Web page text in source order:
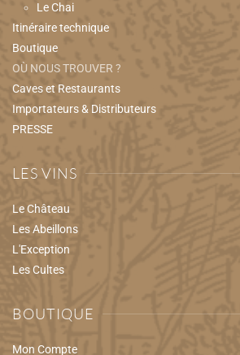
Le Chai
Itinéraire technique
Boutique
OÙ NOUS TROUVER ?
Caves et Restaurants
Importateurs & Distributeurs
PRESSE
LES VINS
Le Château
Les Abeillons
L'Exception
Les Cultes
BOUTIQUE
Mon Compte